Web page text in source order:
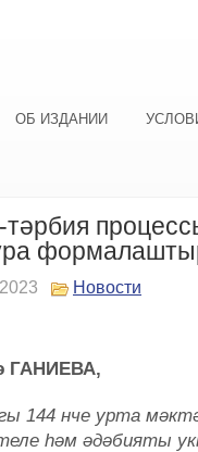
ОБ ИЗДАНИИ
Новости
ГАНИЕВА,
144 нче урта
һәм әдәбияты